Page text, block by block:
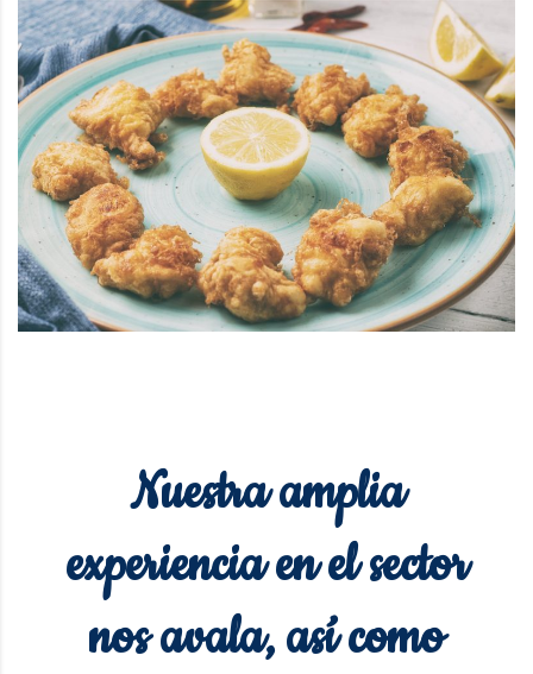
Nuestra amplia
experiencia en el sector
nos avala, así como